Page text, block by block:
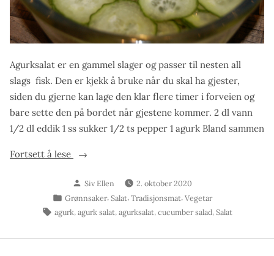
Agurksalat er en gammel slager og passer til nesten all
slags fisk. Den er kjekk å bruke når du skal ha gjester,
siden du gjerne kan lage den klar flere timer i forveien og
bare sette den på bordet når gjestene kommer. 2 dl vann
1/2 dl eddik 1 ss sukker 1/2 ts pepper 1 agurk Bland sammen
Fortsett å lese «Agurksalat»
Skrevet
av
Siv Ellen
2. oktober 2020
Publisert
i
Grønnsaker, Salat, Tradisjonsmat, Vegetar
Stikkord:
agurk, agurk salat, agurksalat, cucumber salad, Salat